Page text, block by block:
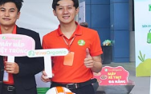
29 Tháng 7, 2026
VinaOrganic
kiện Hội thảo
và Công nghệ